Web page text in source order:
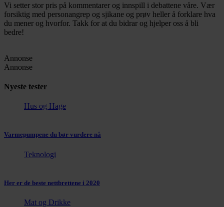
Vi setter stor pris på kommentarer og innspill i debattene våre. Vær
forsiktig med personangrep og sjikane og prøv heller å forklare hva
du mener og hvorfor. Takk for at du bidrar og hjelper oss å bli
bedre!
Annonse
Annonse
Nyeste tester
Hus og Hage
Varmepumpene du bør vurdere nå
Teknologi
Her er de beste nettbrettene i 2020
Mat og Drikke